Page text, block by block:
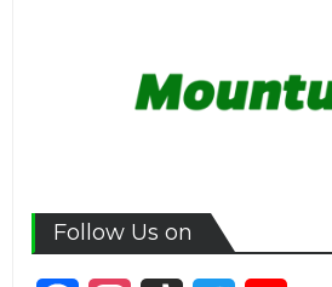
Follow Us on